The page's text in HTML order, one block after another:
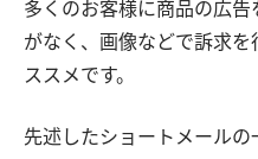
多くのお客様に商品の広
がなく、画像などで訴求
ススメです。
先述したショートメールの